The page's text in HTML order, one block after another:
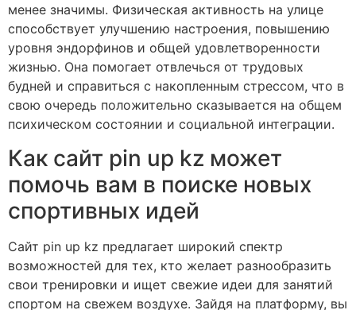
менее значимы. Физическая активность на улице
способствует улучшению настроения, повышению
уровня эндорфинов и общей удовлетворенности
жизнью. Она помогает отвлечься от трудовых
будней и справиться с накопленным стрессом, что в
свою очередь положительно сказывается на общем
психическом состоянии и социальной интеграции.
Как сайт pin up kz может
помочь вам в поиске новых
спортивных идей
Сайт pin up kz предлагает широкий спектр
возможностей для тех, кто желает разнообразить
свои тренировки и ищет свежие идеи для занятий
спортом на свежем воздухе. Зайдя на платформу, вы